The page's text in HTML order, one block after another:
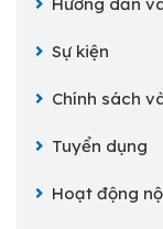
Sự kiện
Chính sách
Tuyển dụng
Hoạt động